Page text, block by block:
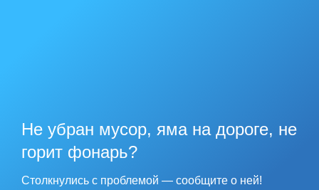
Не убран мусор, яма на дороге, не
горит фонарь?
Столкнулись с проблемой — сообщите о ней!